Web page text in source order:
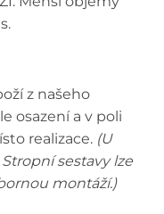
z našeho
osazení a v poli
realizace. (U
sestavy lze
montáží.)